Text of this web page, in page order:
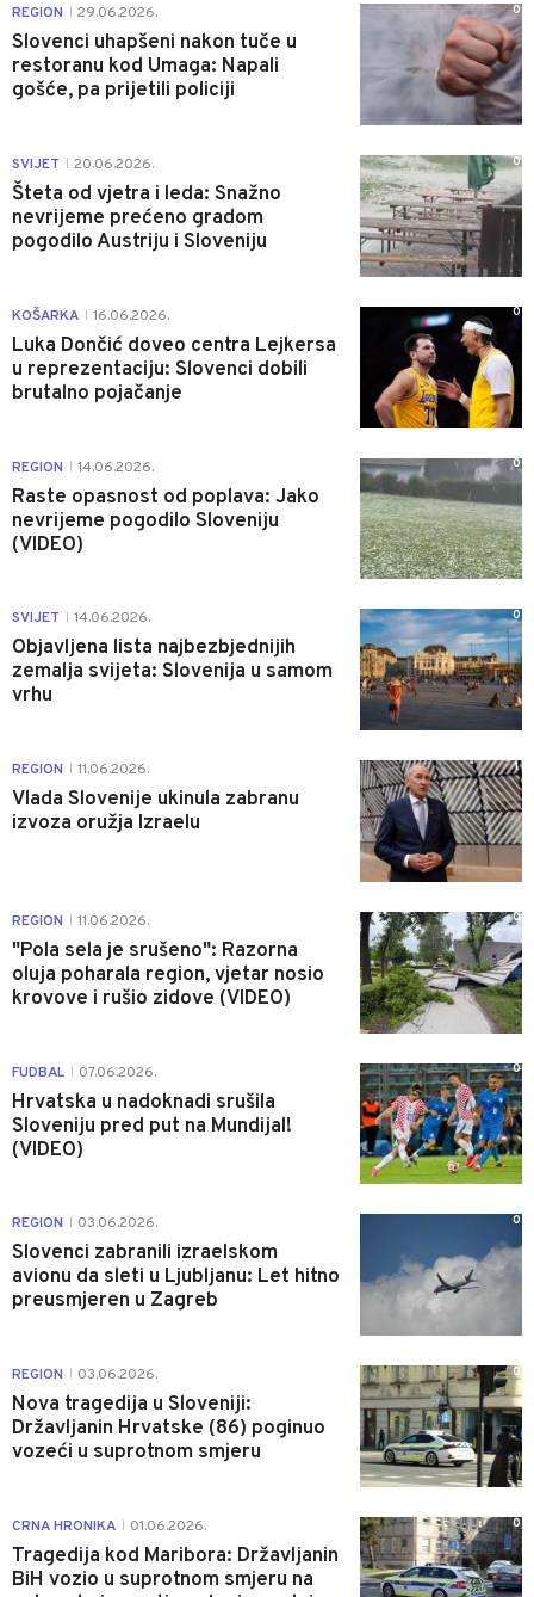
REGION 29.06.2026.
Slovenci uhapšeni nakon tuče u
restoranu kod Umaga: Napali
gošće, pa prijetili policiji
0
SVIJET 20.06.2026.
Šteta od vjetra i leda: Snažno
nevrijeme prećeno gradom
pogodilo Austriju i Sloveniju
0
KOŠARKA 16.06.2026.
Luka Dončić doveo centra Lejkersa
u reprezentaciju: Slovenci dobili
brutalno pojačanje
0
REGION 14.06.2026.
Raste opasnost od poplava: Jako
nevrijeme pogodilo Sloveniju
(VIDEO)
0
SVIJET 14.06.2026.
Objavljena lista najbezbjednijih
zemalja svijeta: Slovenija u samom
vrhu
0
REGION 11.06.2026.
Vlada Slovenije ukinula zabranu
izvoza oružja Izraelu
1
REGION 11.06.2026.
"Pola sela je srušeno": Razorna
oluja poharala region, vjetar nosio
krovove i rušio zidove (VIDEO)
0
FUDBAL 07.06.2026.
Hrvatska u nadoknadi srušila
Sloveniju pred put na Mundijal!
(VIDEO)
0
REGION 03.06.2026.
Slovenci zabranili izraelskom
avionu da sleti u Ljubljanu: Let hitno
preusmjeren u Zagreb
0
REGION 03.06.2026.
Nova tragedija u Sloveniji:
Državljanin Hrvatske (86) poginuo
vozeći u suprotnom smjeru
0
CRNA HRONIKA 01.06.2026.
Tragedija kod Maribora: Državljanin
BiH vozio u suprotnom smjeru na
0